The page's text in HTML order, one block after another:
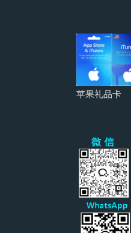
苹果礼品卡